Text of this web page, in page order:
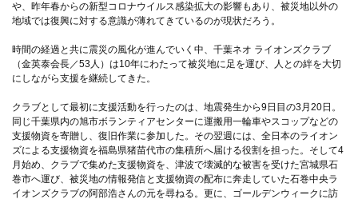
や、昨年春からの新型コロナウイルス感染拡大の影響もあり、被災地以外の
地域では復興に対する意識が薄れてきているのが現状だろう。
時間の経過と共に震災の風化が進んでいく中、千葉ネオ ライオンズクラブ
（金英泰会長／53人）は10年にわたって被災地に足を運び、人との絆を大切
にしながら支援を継続してきた。
クラブとして最初に支援活動を行ったのは、地震発生から9日目の3月20日。
同じ千葉県内の旭市ボランティアセンターに運搬用一輪車やスコップなどの
支援物資を寄贈し、復旧作業に参加した。その翌週には、全日本のライオン
ズによる支援物資を福島県猪苗代市の集積所へ届ける役割を担った。そして4
月始め、クラブで集めた支援物資を、津波で壊滅的な被害を受けた宮城県石
巻市へ運び、被災地の情報発信と支援物資の配布に奔走していた石巻中央ラ
イオンズクラブの阿部浩さんの元を尋ねる。更に、ゴールデンウィークに訪